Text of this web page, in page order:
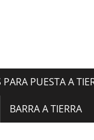
PARA PUESTA A
BARRA A TIERRA